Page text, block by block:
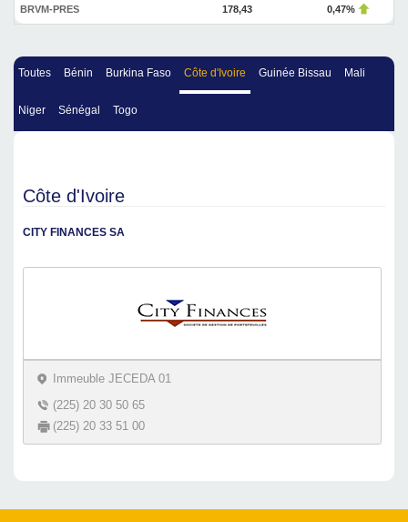
BRVM-PRES 178,43 0,47%
Toutes Bénin Burkina Faso Côte d'Ivoire Guinée Bissau Mali
Niger Sénégal Togo
Côte d'Ivoire
CITY FINANCES SA
Immeuble JECEDA 01
(225) 20 30 50 65
(225) 20 33 51 00